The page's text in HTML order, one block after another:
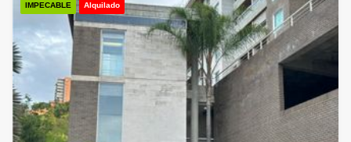
IMPECABLE Alquilado